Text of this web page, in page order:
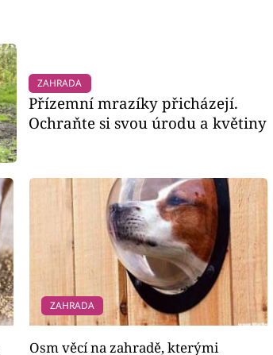
ZAHRADA
Přízemní mrazíky přicházejí.
Ochraňte si svou úrodu a květiny
ZAHRADA
Osm věcí na zahradě, kterými